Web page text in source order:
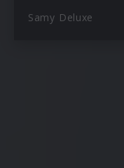
Samy Deluxe